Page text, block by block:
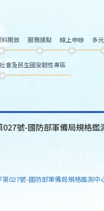
開放 服務據點 線上申辦 多
會及民生國安韌性專區
號-國防部軍備局規格
第027號-國防部軍備局規格鑑測